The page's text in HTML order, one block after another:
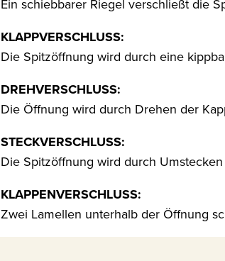
Ein schiebbarer Riegel verschließt die
KLAPPVERSCHLUSS:
Die Spitzöffnung wird durch eine
DREHVERSCHLUSS:
Die Öffnung wird durch Drehen der
STECKVERSCHLUSS:
Die Spitzöffnung wird durch
KLAPPENVERSCHLUSS:
Zwei Lamellen unterhalb der Öffnung